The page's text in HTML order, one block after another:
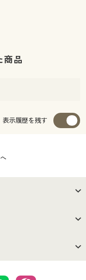
ートに入れる
商品
表示履歴を残す